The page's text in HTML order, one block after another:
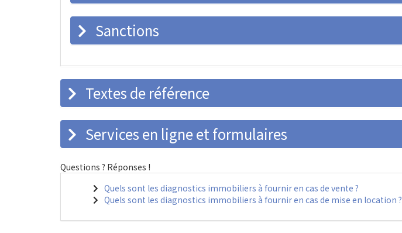
Sanctions
Textes de référence
Services en ligne et formulaires
Questions ? Réponses !
Quels sont les diagnostics immobiliers à fournir en cas de vente ?
Quels sont les diagnostics immobiliers à fournir en cas de mise en location ?